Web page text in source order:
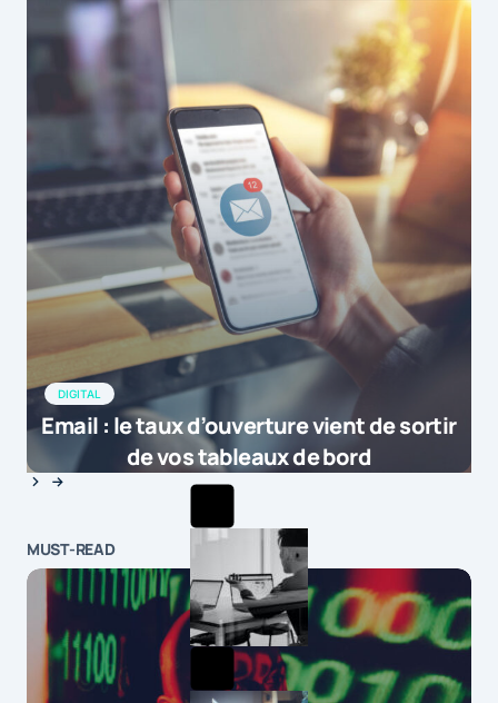
DIGITAL
Email : le taux d’ouverture vient de sortir
de vos tableaux de bord
MUST-READ